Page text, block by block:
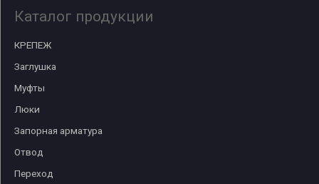
Каталог продукции
КРЕПЕЖ
Заглушка
Муфты
Люки
Запорная арматура
Отвод
Переход